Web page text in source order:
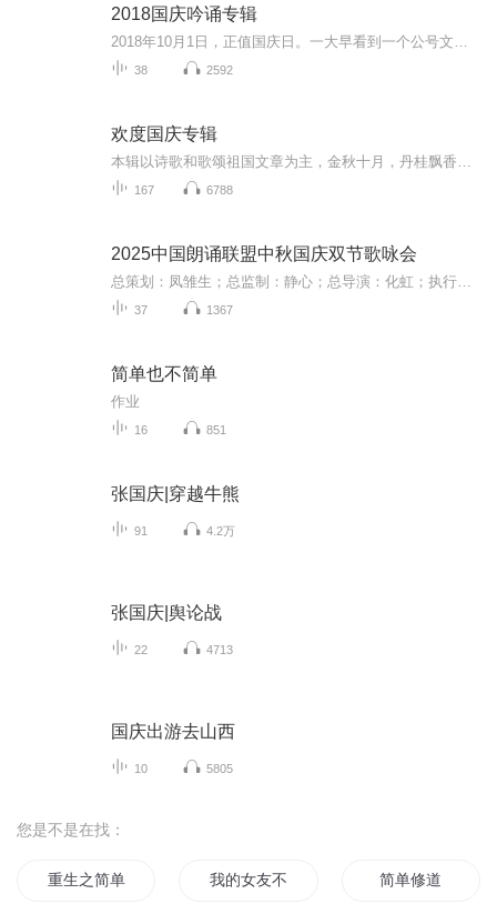
2018国庆吟诵专辑
38 2592
欢度国庆专辑
167 6788
2025中国朗诵联盟中秋国庆双节歌咏会
37 1367
简单也不简单
作业
16 851
张国庆|穿越牛熊
91 4.2万
张国庆|舆论战
22 4713
国庆出游去山西
10 5805
您是不是在找：
重生之简单生活 我的女友不简单 简单修道